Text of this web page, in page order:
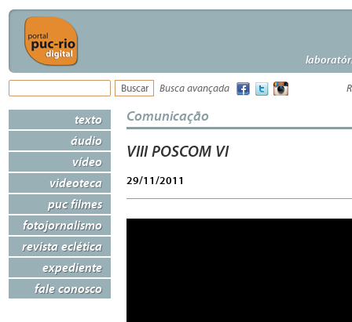
Busca avançada
texto
áudio
vídeo
videoteca
puc filmes
fotojornalismo
revista eclética
expediente
fale conosco
Comunicação
VIII POSCOM VI
29/11/2011